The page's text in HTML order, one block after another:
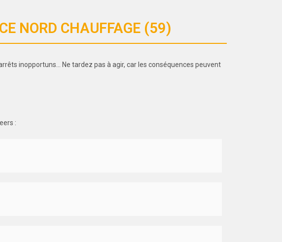
NORD CHAUFFAGE (59)
inopportuns… Ne tardez pas à agir, car les conséquences peuvent
: